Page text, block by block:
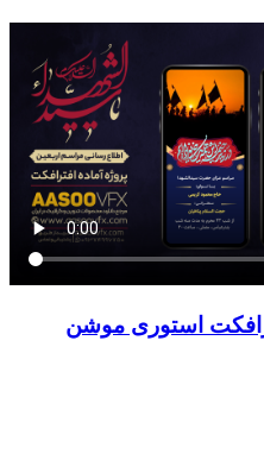
استوری موشن